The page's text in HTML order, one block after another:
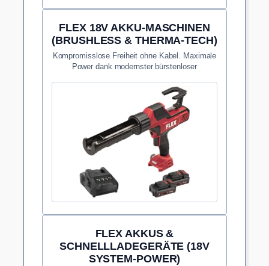
FLEX 18V AKKU-MASCHINEN
(BRUSHLESS & THERMA-TECH)
Kompromisslose Freiheit ohne Kabel. Maximale
Power dank modernster bürstenloser
FLEX AKKUS &
SCHNELLLADEGERÄTE (18V
SYSTEM-POWER)